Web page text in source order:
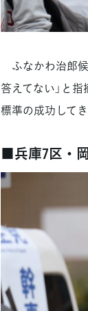
ふなかわ治郎
答えてない」と
標準の成功して
■兵庫7区・